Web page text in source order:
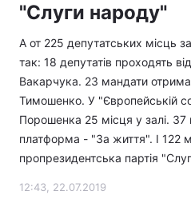
"Слуги народу"
А от 225 депутатських місць
так: 18 депутатів проходять
Вакарчука. 23 мандати
Тимошенко. У "Європейській
Порошенка 25 місця у залі.
платформа - "За життя". І 122
пропрезидентська партія
12:43, 22.07.2019